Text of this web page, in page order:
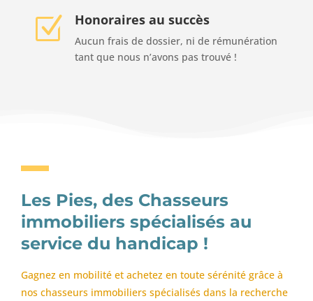
Z Honoraires au succès
Aucun frais de dossier, ni de rémunération
tant que nous n’avons pas trouvé !
Les Pies, des Chasseurs
immobiliers spécialisés au
service du handicap !
Gagnez en mobilité et achetez en toute sérénité grâce à
nos chasseurs immobiliers spécialisés dans la recherche